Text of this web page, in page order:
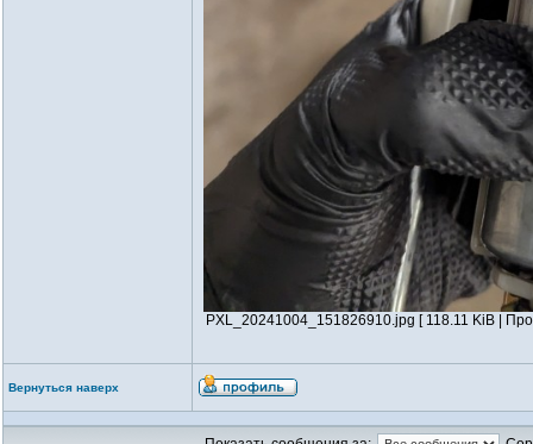
PXL_20241004_151826910.jpg [ 118.11 KiB |
Вернуться наверх